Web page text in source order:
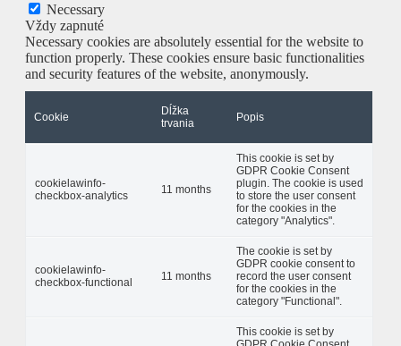
Necessary
Vždy zapnuté
Necessary cookies are absolutely essential for the website to
function properly. These cookies ensure basic functionalities
and security features of the website, anonymously.
Cookie
Dĺžka
trvania
Popis
cookielawinfo-
checkbox-analytics
11 months
This cookie is set by
GDPR Cookie Consent
plugin. The cookie is used
to store the user consent
for the cookies in the
category "Analytics".
cookielawinfo-
checkbox-functional
11 months
The cookie is set by
GDPR cookie consent to
record the user consent
for the cookies in the
category "Functional".
This cookie is set by